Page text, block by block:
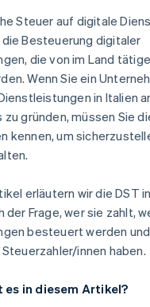
Steuer auf digitale
Besteuerung digitaler
die von im Land
Wenn Sie ein
in Italien
zu gründen, müssen Sie
kennen, um
erläutern wir die DST
der Frage, wer sie zahlt,
besteuert werden
innen haben.
es in diesem Artikel?